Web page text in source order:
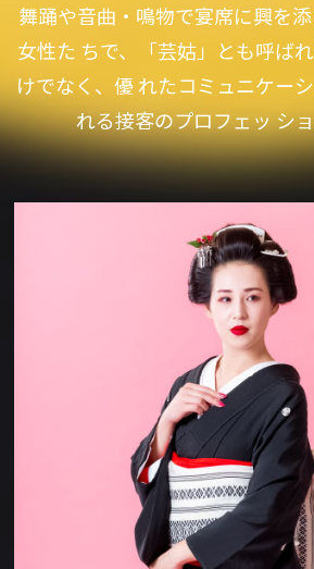
舞踊や音曲・鳴物で宴席に興を
女性た ちで、「芸姑」とも呼ば
けでなく、優 れたコミュニケー
れる接客のプロフェッ シ